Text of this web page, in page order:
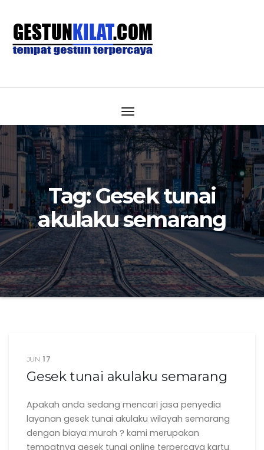
Tag:Gesek tunai
akulaku semarang
JUN 17
Gesek tunai akulaku semarang
Apakah anda sedang mencari jasa penyedia
layanan gesek tunai akulaku wilayah semarang
dengan biaya murah ? kami merupakan
tempatnya gesek tunai online terpercaya kartu